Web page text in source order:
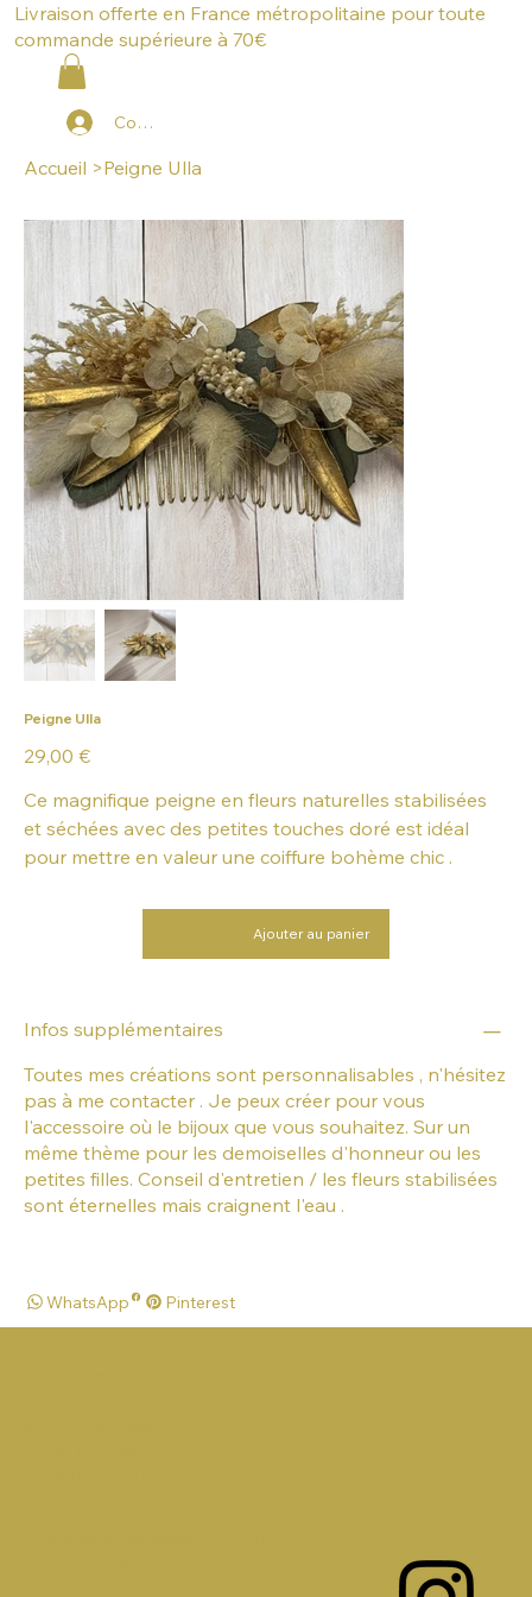
Livraison offerte en France métropolitaine pour toute
commande supérieure à 70€
Connexion
Accueil >Peigne Ulla
Peigne Ulla
Prix
29,00 €
Ce magnifique peigne en fleurs naturelles stabilisées
et séchées avec des petites touches doré est idéal
pour mettre en valeur une coiffure bohème chic .
Ajouter au panier
Infos supplémentaires
Toutes mes créations sont personnalisables , n'hésitez
pas à me contacter . Je peux créer pour vous
l'accessoire où le bijoux que vous souhaitez. Sur un
même thème pour les demoiselles d'honneur ou les
petites filles. Conseil d'entretien / les fleurs stabilisées
sont éternelles mais craignent l'eau .
WhatsApp Pinterest